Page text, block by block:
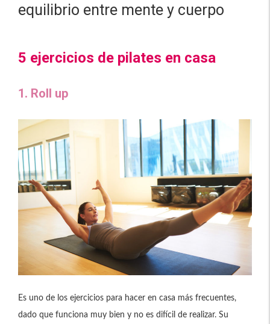
equilibrio entre mente y cuerpo
5 ejercicios de pilates en casa
1. Roll up
Es uno de los ejercicios para hacer en casa más frecuentes,
dado que funciona muy bien y no es difícil de realizar. Su